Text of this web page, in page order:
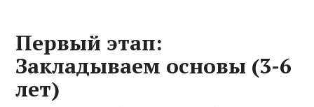
Первый этап:
Закладываем основы (3-6
лет)